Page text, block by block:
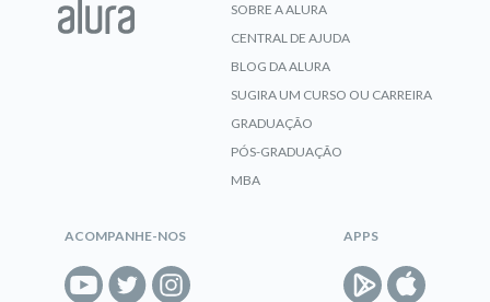
SOBRE A ALURA
CENTRAL DE AJUDA
BLOG DA ALURA
SUGIRA UM CURSO OU CARREIRA
GRADUAÇÃO
PÓS-GRADUAÇÃO
MBA
ACOMPANHE-NOS APPS